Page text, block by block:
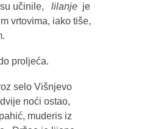
učinile, lilanjeje
vrtovima, iako tiše,
proljeća.
selo Višnjevo
noći ostao,
muderis iz